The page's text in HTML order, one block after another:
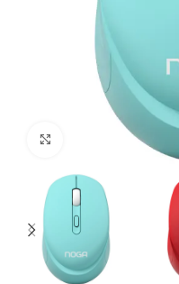
Click to enlarge